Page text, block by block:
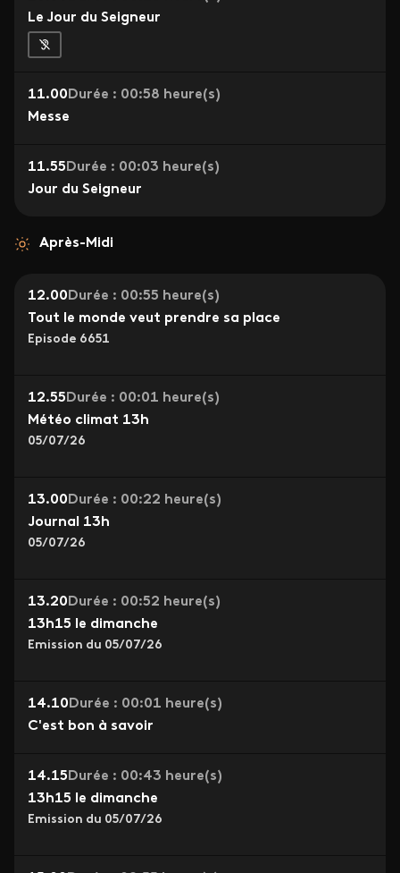
Le Jour du Seigneur
11.00 Durée : 00:58 heure(s)
Messe
11.55 Durée : 00:03 heure(s)
Jour du Seigneur
Après-Midi
12.00 Durée : 00:55 heure(s)
Tout le monde veut prendre sa place
Episode 6651
12.55 Durée : 00:01 heure(s)
Météo climat 13h
05/07/26
13.00 Durée : 00:22 heure(s)
Journal 13h
05/07/26
13.20 Durée : 00:52 heure(s)
13h15 le dimanche
Emission du 05/07/26
14.10 Durée : 00:01 heure(s)
C'est bon à savoir
14.15 Durée : 00:43 heure(s)
13h15 le dimanche
Emission du 05/07/26